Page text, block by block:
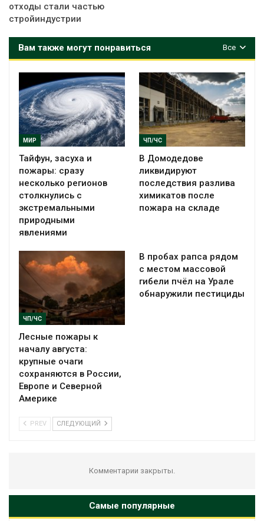
отходы стали частью
стройиндустрии
Все
Вам также могут понравиться
МИР
Тайфун, засуха и
пожары: сразу
несколько регионов
столкнулись с
экстремальными
природными
явлениями
ЧП/ЧС
В Домодедове
ликвидируют
последствия разлива
химикатов после
пожара на складе
ЧП/ЧС
Лесные пожары к
началу августа:
крупные очаги
сохраняются в России,
Европе и Северной
Америке
В пробах рапса рядом
с местом массовой
гибели пчёл на Урале
обнаружили пестициды
PREV СЛЕДУЮЩИЙ
Комментарии закрыты.
Самые популярные